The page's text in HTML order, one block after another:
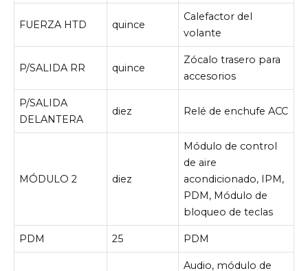
FUERZA HTD quince
Calefactor del
volante
P/SALIDA RR quince
Zócalo trasero para
accesorios
P/SALIDA
DELANTERA
diez Relé de enchufe ACC
MÓDULO 2 diez
Módulo de control
de aire
acondicionado, IPM,
PDM, Módulo de
bloqueo de teclas
PDM 25 PDM
Audio, módulo de